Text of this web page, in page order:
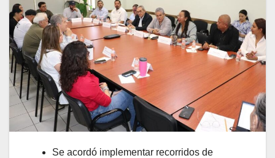
Se acordó implementar recorridos de